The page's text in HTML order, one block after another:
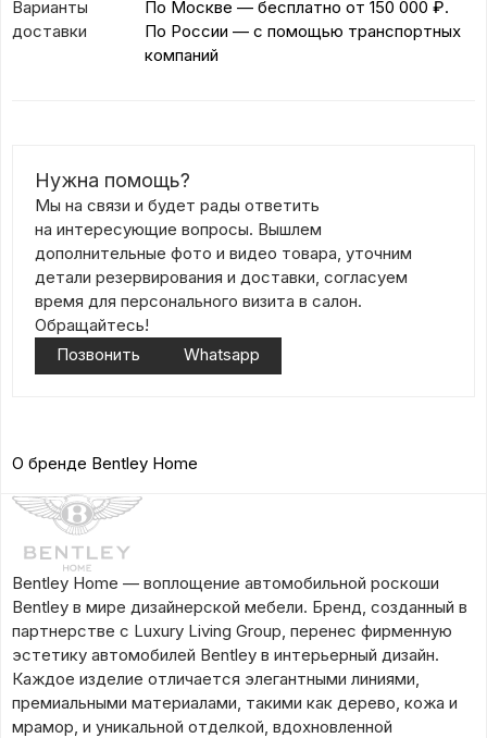
Варианты
доставки
По Москве — бесплатно от 150 000 ₽.
По России — с помощью транспортных
компаний
Нужна помощь?
Мы на связи и будет рады ответить
на интересующие вопросы. Вышлем
дополнительные фото и видео товара, уточним
детали резервирования и доставки, согласуем
время для персонального визита в салон.
Обращайтесь!
Позвонить
Whatsapp
О бренде Bentley Home
Bentley Home — воплощение автомобильной роскоши
Bentley в мире дизайнерской мебели. Бренд, созданный в
партнерстве с Luxury Living Group, перенес фирменную
эстетику автомобилей Bentley в интерьерный дизайн.
Каждое изделие отличается элегантными линиями,
премиальными материалами, такими как дерево, кожа и
мрамор, и уникальной отделкой, вдохновленной